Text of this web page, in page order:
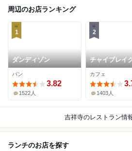
周辺のお店ランキング
1
ダンディゾン
パン
3.82
1522人
2
チャイブレイ
カフェ
1403人
吉祥寺のレストラン情
ランチのお店を探す